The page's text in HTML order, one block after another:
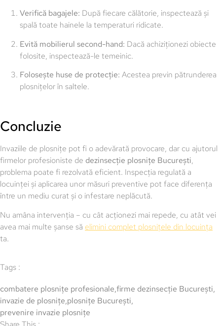
Verifică bagajele: După fiecare călătorie, inspectează și
spală toate hainele la temperaturi ridicate.
Evită mobilierul second-hand: Dacă achiziționezi obiecte
folosite, inspectează-le temeinic.
Folosește huse de protecție: Acestea previn pătrunderea
plosnițelor în saltele.
Concluzie
Invaziile de plosnițe pot fi o adevărată provocare, dar cu ajutorul
firmelor profesioniste de dezinsecție plosnițe București,
problema poate fi rezolvată eficient. Inspecția regulată a
locuinței și aplicarea unor măsuri preventive pot face diferența
între un mediu curat și o infestare neplăcută.
Nu amâna intervenția – cu cât acționezi mai repede, cu atât vei
avea mai multe șanse să elimini complet plosnițele din locuința
ta.
Tags :
combatere plosnițe profesionale,firme dezinsecție București,
invazie de plosnițe,plosnițe București,
prevenire invazie plosnițe